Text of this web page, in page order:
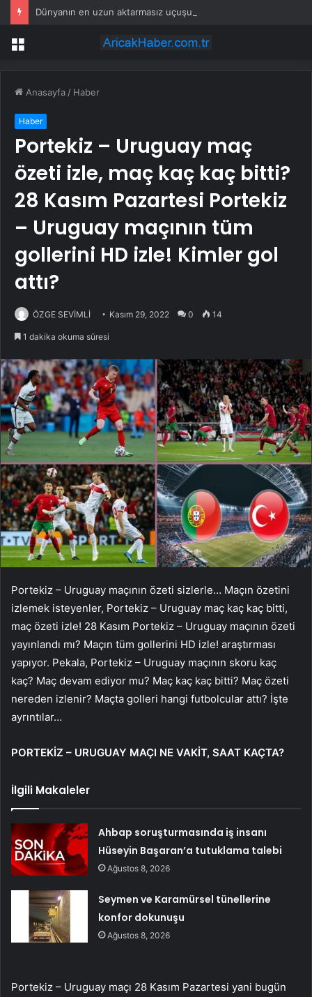
Menü
Anasayfa / Haber
Haber
Portekiz – Uruguay maç
özeti izle, maç kaç kaç bitti?
28 Kasım Pazartesi Portekiz
– Uruguay maçının tüm
gollerini HD izle! Kimler gol
attı?
ÖZGE SEVİMLİ Kasım 29, 2022 0 14
1 dakika okuma süresi
Portekiz – Uruguay maçının özeti sizlerle… Maçın özetini
izlemek isteyenler, Portekiz – Uruguay maç kaç kaç bitti,
maç özeti izle! 28 Kasım Portekiz – Uruguay maçının özeti
yayınlandı mı? Maçın tüm gollerini HD izle! araştırması
yapıyor. Pekala, Portekiz – Uruguay maçının skoru kaç
kaç? Maç devam ediyor mu? Maç kaç kaç bitti? Maç özeti
nereden izlenir? Maçta golleri hangi futbolcular attı? İşte
ayrıntılar…
PORTEKİZ – URUGUAY MAÇI NE VAKİT, SAAT KAÇTA?
İlgili Makaleler
Ahbap soruşturmasında iş insanı
Hüseyin Başaran’a tutuklama talebi
Ağustos 8, 2026
Seymen ve Karamürsel tünellerine
konfor dokunuşu
Ağustos 8, 2026
Portekiz – Uruguay maçı 28 Kasım Pazartesi yani bugün